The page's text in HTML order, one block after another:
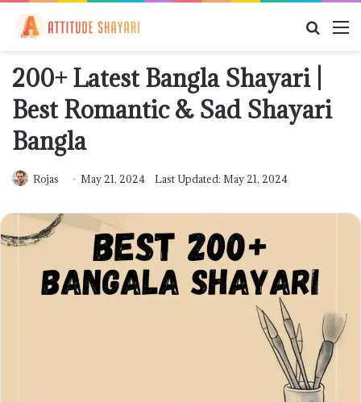
200+ Latest Bangla Shayari |
Best Romantic & Sad Shayari
Bangla
Rojas May 21, 2024 Last Updated: May 21, 2024